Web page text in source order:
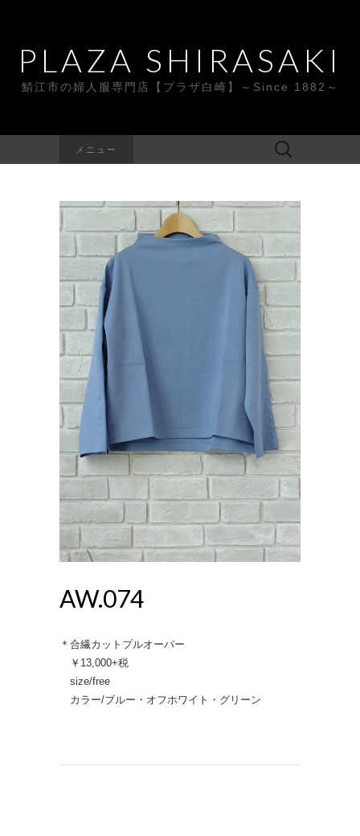
PLAZA SHIRASAKI
鯖江市の婦人服専門店【プラザ白崎】～Since 1882～
メニュー
検
索:
AW.074
＊合繊カットプルオーバー
￥13,000+税
size/free
カラー/ブルー・オフホワイト・グリーン